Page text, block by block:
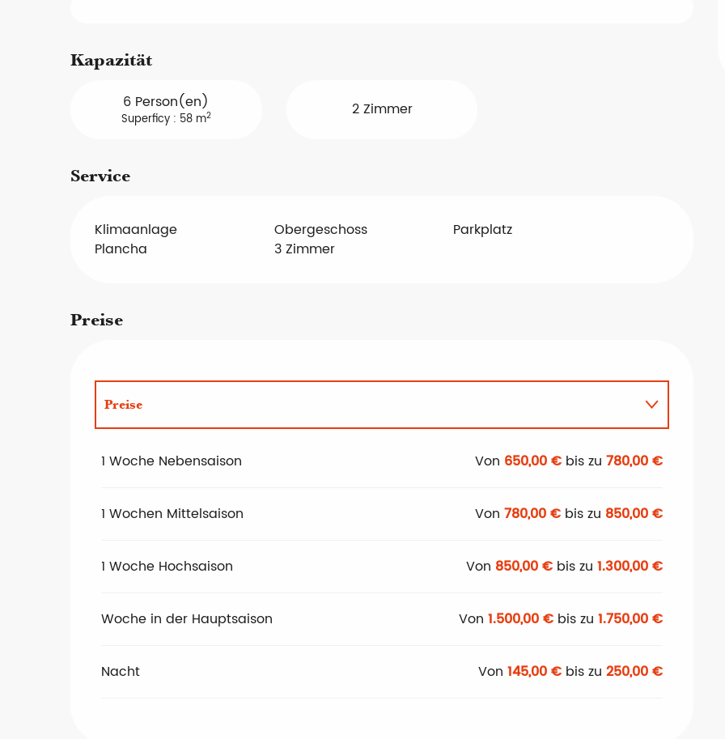
Kapazität
6 Person(en)
Superficy : 58 m2 2 Zimmer
Service
Klimaanlage Obergeschoss
Parkplatz
Plancha
3 Zimmer
Preise
Preise
1 Woche Nebensaison Von 650,00 € bis zu780,00 €
1 Wochen Mittelsaison Von780,00 € bis zu 850,00 €
1 Woche Hochsaison Von 850,00 € bis zu1.300,00 €
Woche in der Hauptsaison Von1.500,00 € bis zu1.750,00 €
Nacht Von145,00 € bis zu250,00 €